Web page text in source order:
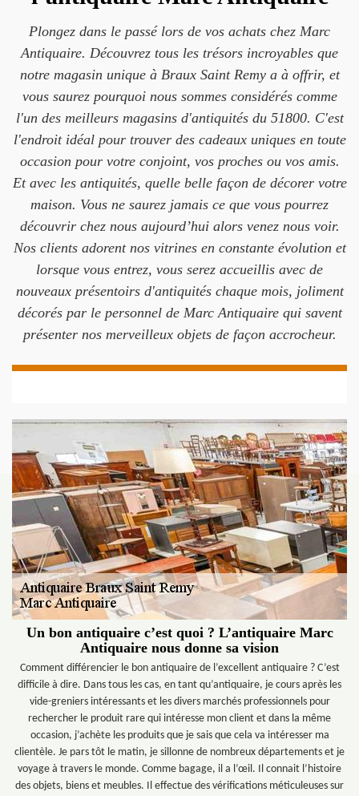
Plongez dans le passé lors de vos achats chez Marc
Antiquaire. Découvrez tous les trésors incroyables que
notre magasin unique à Braux Saint Remy a à offrir, et
vous saurez pourquoi nous sommes considérés comme
l'un des meilleurs magasins d'antiquités du 51800. C'est
l'endroit idéal pour trouver des cadeaux uniques en toute
occasion pour votre conjoint, vos proches ou vos amis.
Et avec les antiquités, quelle belle façon de décorer votre
maison. Vous ne saurez jamais ce que vous pourrez
découvrir chez nous aujourd’hui alors venez nous voir.
Nos clients adorent nos vitrines en constante évolution et
lorsque vous entrez, vous serez accueillis avec de
nouveaux présentoirs d'antiquités chaque mois, joliment
décorés par le personnel de Marc Antiquaire qui savent
présenter nos merveilleux objets de façon accrocheur.
Un bon antiquaire c’est quoi ? L’antiquaire Marc
Antiquaire nous donne sa vision
Comment différencier le bon antiquaire de l’excellent antiquaire ? C’est
difficile à dire. Dans tous les cas, en tant qu’antiquaire, je cours après les
vide-greniers intéressants et les divers marchés professionnels pour
rechercher le produit rare qui intéresse mon client et dans la même
occasion, j’achète les produits que je sais que cela va intéresser ma
clientèle. Je pars tôt le matin, je sillonne de nombreux départements et je
voyage à travers le monde. Comme bagage, il a l’œil. Il connait l’histoire
des objets, biens et meubles. Il effectue des vérifications méticuleuses sur